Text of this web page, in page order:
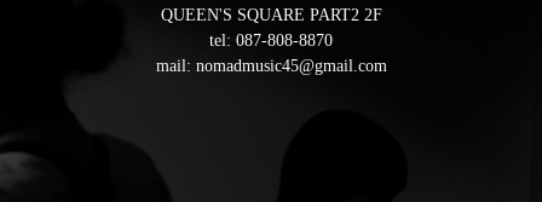
QUEEN'S SQUARE PART2 2F
tel: 087-808-8870
mail: nomadmusic45@gmail.com